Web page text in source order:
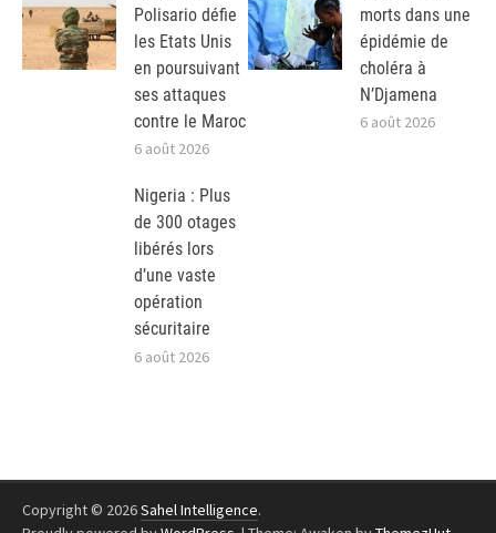
Polisario défie
les Etats Unis
en poursuivant
ses attaques
contre le Maroc
6 août 2026
morts dans une
épidémie de
choléra à
N’Djamena
6 août 2026
Nigeria : Plus
de 300 otages
libérés lors
d’une vaste
opération
sécuritaire
6 août 2026
Copyright © 2026Sahel Intelligence.